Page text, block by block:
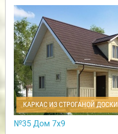
КАРКАС ИЗ СТРОГАНОЙ ДОСКИ
№35 Дом 7х9